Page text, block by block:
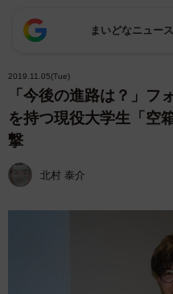
まいどなニュー
2019.11.05(Tue)
「今後の進路は？」フ
を持つ現役大学生「空
撃
北村 泰介